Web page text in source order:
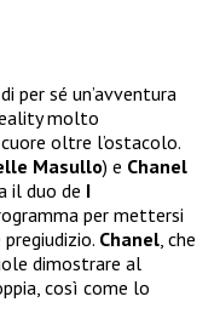
per sé un’avventura
molto
oltre l’ostacolo.
Masullo) e Chanel
il duo de I
per mettersi
Chanel , che
dimostrare al
così come lo